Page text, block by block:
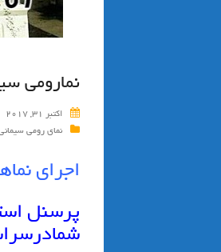
نمارومي
اکتبر 31, 2017
نمای رومی
اجرای
پرسنل